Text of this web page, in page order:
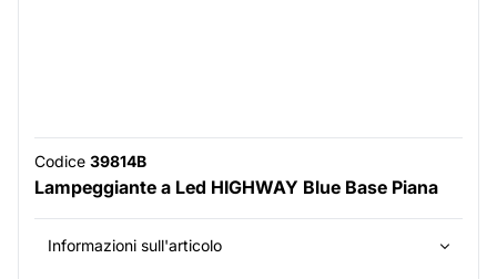
Codice 39814B
Lampeggiante a Led HIGHWAY Blue Base Piana
Informazioni sull'articolo